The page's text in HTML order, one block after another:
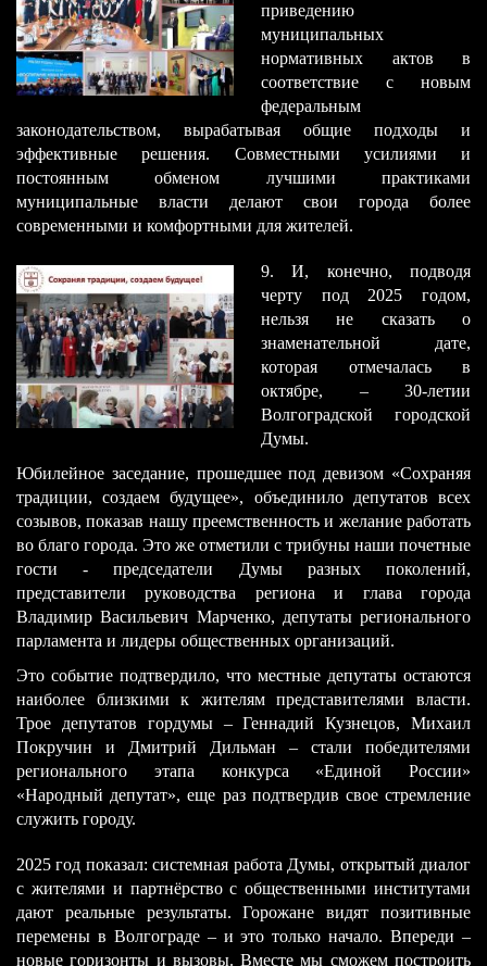
приведению
муниципальных
нормативных актов в
соответствие с новым
федеральным
законодательством, вырабатывая общие подходы и
эффективные решения. Совместными усилиями и
постоянным обменом лучшими практиками
муниципальные власти делают свои города более
современными и комфортными для жителей.​
​9. И, конечно, подводя
черту под 2025 годом,
нельзя не сказать о
знаменательной дате,
которая отмечалась в
октябре, – 30-летии
Волгоградской городской
Думы.
Юбилейное заседание, прошедшее под девизом «Сохраняя
традиции, создаем будущее», объединило депутатов всех
созывов, показав нашу преемственность и желание работать
во благо города. Это же отметили с трибуны наши почетные
гости - председатели Думы разных поколений,
представители руководства региона и глава города
Владимир Васильевич Марченко, депутаты регионального
парламента и лидеры общественных организаций.
Это событие подтвердило, что местные депутаты остаются
наиболее близкими к жителям представителями власти.
Трое депутатов гордумы – Геннадий Кузнецов, Михаил
Покручин и Дмитрий Дильман – стали победителями
регионального этапа конкурса «Единой России»
«Народный депутат», еще раз подтвердив свое стремление
служить городу.
​2025 год показал: системная работа Думы, открытый диалог
с жителями и партнёрство с общественными институтами
дают реальные результаты. Горожане видят позитивные
перемены в Волгограде – и это только начало. Впереди –
новые горизонты и вызовы. Вместе мы сможем построить